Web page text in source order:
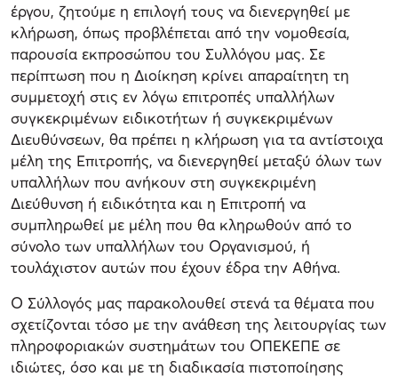
έργου, ζητούμε η επιλογή τους να διενεργηθεί με
κλήρωση, όπως προβλέπεται από την νομοθεσία,
παρουσία εκπροσώπου του Συλλόγου μας. Σε
περίπτωση που η Διοίκηση κρίνει απαραίτητη τη
συμμετοχή στις εν λόγω επιτροπές υπαλλήλων
συγκεκριμένων ειδικοτήτων ή συγκεκριμένων
Διευθύνσεων, θα πρέπει η κλήρωση για τα αντίστοιχα
μέλη της Επιτροπής, να διενεργηθεί μεταξύ όλων των
υπαλλήλων που ανήκουν στη συγκεκριμένη
Διεύθυνση ή ειδικότητα και η Επιτροπή να
συμπληρωθεί με μέλη που θα κληρωθούν από το
σύνολο των υπαλλήλων του Οργανισμού, ή
τουλάχιστον αυτών που έχουν έδρα την Αθήνα.
Ο Σύλλογός μας παρακολουθεί στενά τα θέματα που
σχετίζονται τόσο με την ανάθεση της λειτουργίας των
πληροφοριακών συστημάτων του ΟΠΕΚΕΠΕ σε
ιδιώτες, όσο και με τη διαδικασία πιστοποίησης